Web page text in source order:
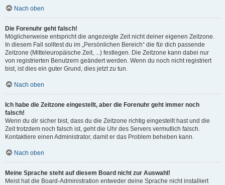
Nach oben
Die Forenuhr geht falsch!
Möglicherweise entspricht die angezeigte Zeit nicht deiner eigenen Zeitzone.
In diesem Fall solltest du im „Persönlichen Bereich“ die für dich passende
Zeitzone (Mitteleuropäische Zeit, ...) festlegen. Die Zeitzone kann dabei nur
von registrierten Benutzern geändert werden. Wenn du noch nicht registriert
bist, ist dies ein guter Grund, dies jetzt zu tun.
Nach oben
Ich habe die Zeitzone eingestellt, aber die Forenuhr geht immer noch
falsch!
Wenn du dir sicher bist, dass du die Zeitzone richtig eingestellt hast und die
Zeit trotzdem noch falsch ist, geht die Uhr des Servers vermutlich falsch.
Kontaktiere einen Administrator, damit er das Problem beheben kann.
Nach oben
Meine Sprache steht auf diesem Board nicht zur Auswahl!
Meist hat die Board-Administration entweder deine Sprache nicht installiert